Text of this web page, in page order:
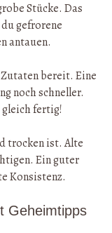
Stücke. Das
gefrorene
antauen.
bereit. Eine
noch schneller.
fertig!
trocken ist. Alte
Ein guter
Konsistenz.
Geheimtipps